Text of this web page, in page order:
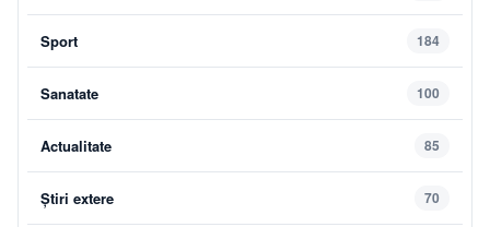
Sport 184
Sanatate 100
Actualitate 85
Știri extere 70